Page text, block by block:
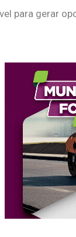
para gerar